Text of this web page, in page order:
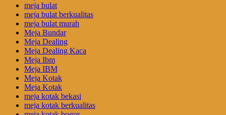
meja bulat
meja bulat berkualitas
meja bulat murah
Meja Bundar
Meja Dealing
Meja Dealing Kaca
Meja Ibm
Meja IBM
Meja Kotak
Meja Kotak
meja kotak bekasi
meja kotak berkualitas